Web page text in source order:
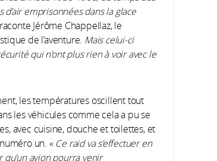
emprisonnées dans la glace
Jérôme Chappellaz, le
de l’aventure. Mais celui-ci
qui n’ont plus rien à voir avec le
les températures oscillent tout
les véhicules comme cela a pu se
avec cuisine, douche et toilettes, et
un. « Ce raid va s’effectuer en
qu’un avion pourra venir